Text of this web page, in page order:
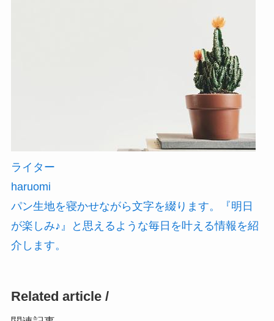
ライター
haruomi
パン生地を寝かせながら文字を綴ります。『明日
が楽しみ♪』と思えるような毎日を叶える情報を紹
介します。
Related article /